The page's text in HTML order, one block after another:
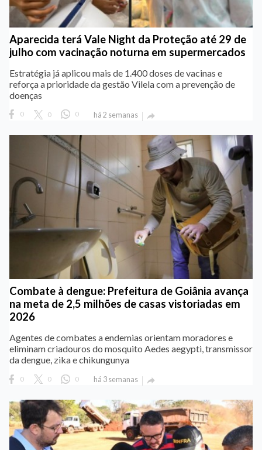
Aparecida terá Vale Night da Proteção até 29 de
julho com vacinação noturna em supermercados
Estratégia já aplicou mais de 1.400 doses de vacinas e
reforça a prioridade da gestão Vilela com a prevenção de
doenças
0 0 0 há 2 semanas 
Combate à dengue: Prefeitura de Goiânia avança
na meta de 2,5 milhões de casas vistoriadas em
2026
Agentes de combates a endemias orientam moradores e
eliminam criadouros do mosquito Aedes aegypti, transmissor
da dengue, zika e chikungunya
0 0 0 há 3 semanas 